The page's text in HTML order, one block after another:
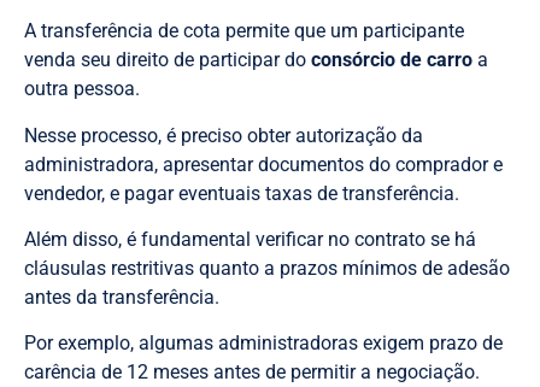
A transferência de cota permite que um participante
venda seu direito de participar do consórcio de carro a
outra pessoa.
Nesse processo, é preciso obter autorização da
administradora, apresentar documentos do comprador e
vendedor, e pagar eventuais taxas de transferência.
Além disso, é fundamental verificar no contrato se há
cláusulas restritivas quanto a prazos mínimos de adesão
antes da transferência.
Por exemplo, algumas administradoras exigem prazo de
carência de 12 meses antes de permitir a negociação.